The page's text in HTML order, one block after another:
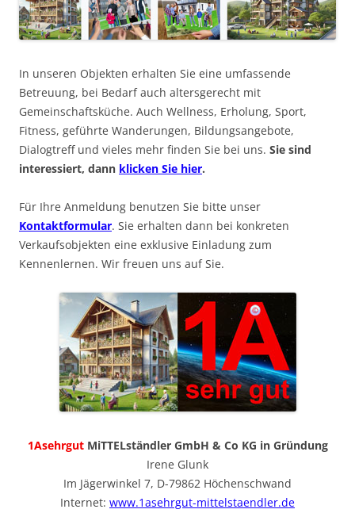
In unseren Objekten erhalten Sie eine umfassende
Betreuung, bei Bedarf auch altersgerecht mit
Gemeinschaftsküche. Auch Wellness, Erholung, Sport,
Fitness, geführte Wanderungen, Bildungsangebote,
Dialogtreff und vieles mehr finden Sie bei uns. Sie sind
interessiert, dann klicken Sie hier.
Für Ihre Anmeldung benutzen Sie bitte unser
Kontaktformular. Sie erhalten dann bei konkreten
Verkaufsobjekten eine exklusive Einladung zum
Kennenlernen. Wir freuen uns auf Sie.
1AsehrgutMiTTELständler GmbH & Co KG in Gründung
Irene Glunk
Im Jägerwinkel 7, D-79862 Höchenschwand
Internet: www.1asehrgut-mittelstaendler.de